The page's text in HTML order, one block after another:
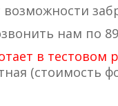
возможности
нам по
в тестовом
(стоимость